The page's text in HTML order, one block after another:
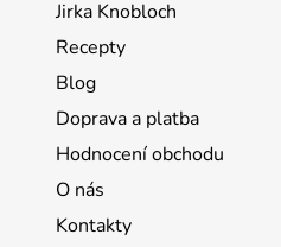
Jirka Knobloch
Recepty
Blog
Doprava a platba
Hodnocení obchodu
O nás
Kontakty